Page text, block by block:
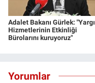
Adalet Bakanı Gürlek: "Yargı
Hizmetlerinin Etkinliği
Bürolarını kuruyoruz"
Yorumlar